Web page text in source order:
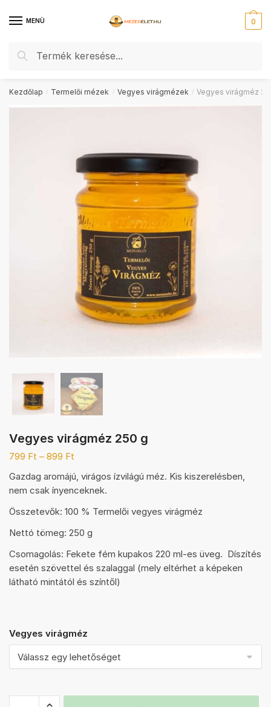
MENÜ
Keresés
Keresés
0
Kezdőlap / Termelői mézek / Vegyes virágmézek / Vegyes virágméz
Vegyes virágméz 250 g
799 Ft – 899 Ft
Gazdag aromájú, virágos ízvilágú méz. Kis kiszerelésben,
nem csak ínyenceknek.
Összetevők: 100 % Termelői vegyes virágméz
Nettó tömeg: 250 g
Csomagolás: Fekete fém kupakos 220 ml-es üveg. Díszítés
esetén szövettel és szalaggal (mely eltérhet a képeken
látható mintától és színtől)
Vegyes virágméz